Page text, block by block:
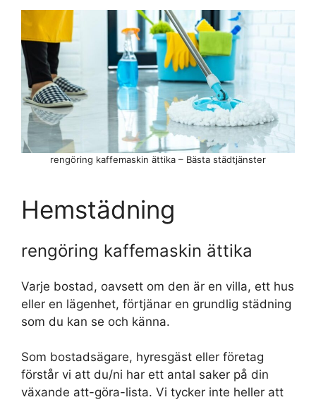
rengöring kaffemaskin ättika – Bästa städtjänster
Hemstädning
rengöring kaffemaskin ättika
Varje bostad, oavsett om den är en villa, ett hus
eller en lägenhet, förtjänar en grundlig städning
som du kan se och känna.
Som bostadsägare, hyresgäst eller företag
förstår vi att du/ni har ett antal saker på din
växande att-göra-lista. Vi tycker inte heller att